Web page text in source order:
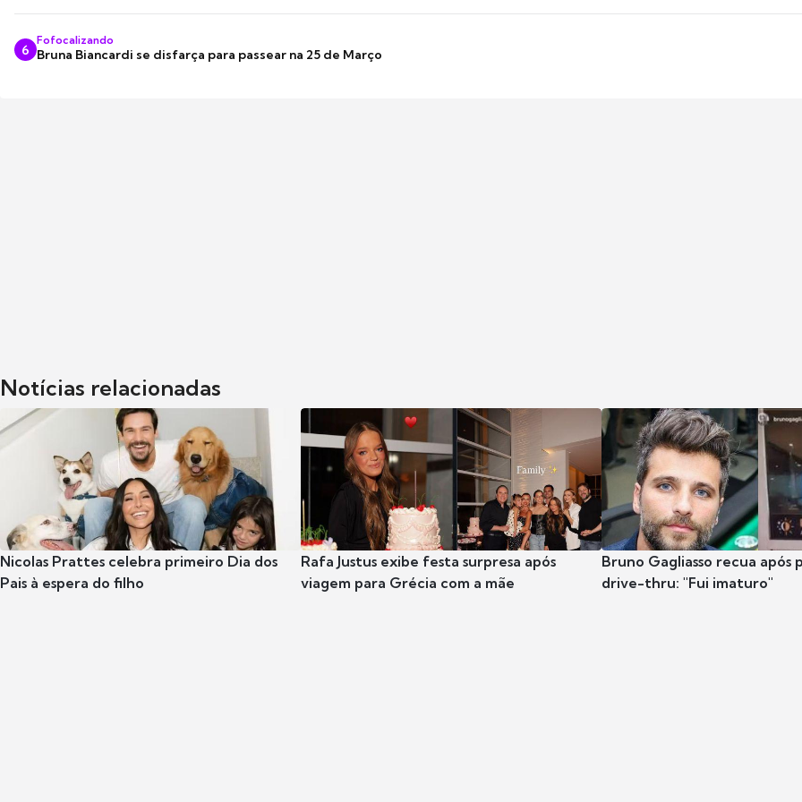
6
Fofocalizando
Bruna Biancardi se disfarça para passear na 25 de Março
Notícias relacionadas
Nicolas Prattes celebra primeiro Dia dos
Pais à espera do filho
Rafa Justus exibe festa surpresa após
viagem para Grécia com a mãe
Bruno Gagliasso recua após
drive-thru: "Fui imaturo"